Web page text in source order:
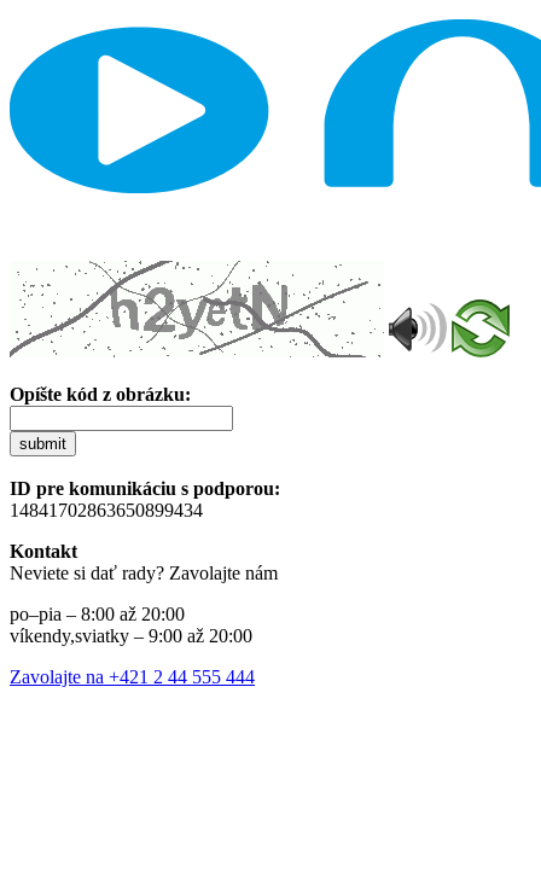
Opíšte kód z obrázku:
submit
ID pre komunikáciu s podporou:
14841702863650899434
Kontakt
Neviete si dať rady? Zavolajte nám
po–pia – 8:00 až 20:00
víkendy,sviatky – 9:00 až 20:00
Zavolajte na +421 2 44 555 444